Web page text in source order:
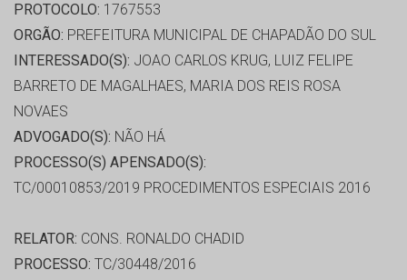
PROTOCOLO: 1767553
ORGÃO: PREFEITURA MUNICIPAL DE CHAPADÃO DO SUL
INTERESSADO(S): JOAO CARLOS KRUG, LUIZ FELIPE
BARRETO DE MAGALHAES, MARIA DOS REIS ROSA
NOVAES
ADVOGADO(S): NÃO HÁ
PROCESSO(S) APENSADO(S):
TC/00010853/2019 PROCEDIMENTOS ESPECIAIS 2016
RELATOR: CONS. RONALDO CHADID
PROCESSO: TC/30448/2016